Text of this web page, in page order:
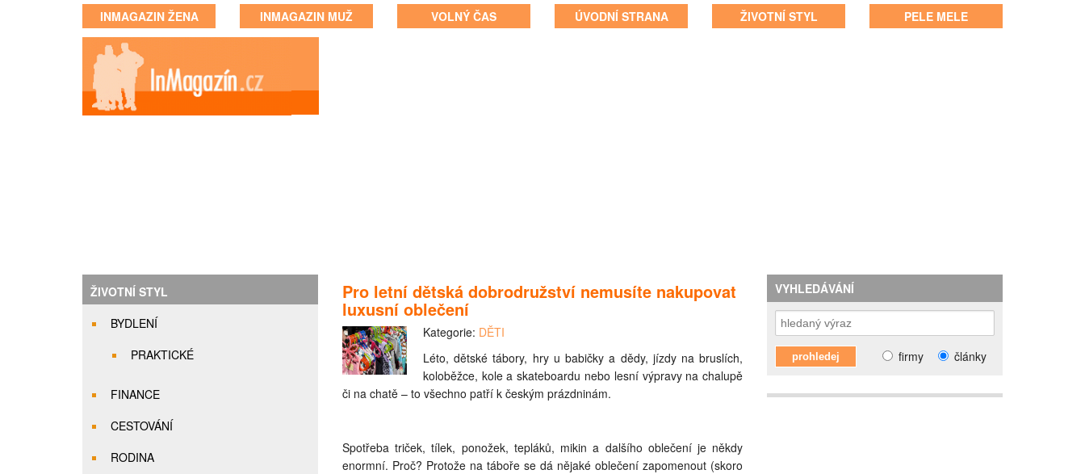
INMAGAZIN ŽENA INMAGAZIN MUŽ VOLNÝ ČAS ÚVODNÍ STRANA ŽIVOTNÍ STYL PELE MELE
ŽIVOTNÍ STYL
BYDLENÍ
PRAKTICKÉ
FINANCE
CESTOVÁNÍ
RODINA
Pro letní dětská dobrodružství nemusíte nakupovat
luxusní oblečení
Kategorie: DĚTI
Léto, dětské tábory, hry u babičky a dědy, jízdy na bruslích,
koloběžce, kole a skateboardu nebo lesní výpravy na chalupě
či na chatě – to všechno patří k českým prázdninám.
Spotřeba triček, tílek, ponožek, tepláků, mikin a dalšího oblečení je někdy
enormní. Proč? Protože na táboře se dá nějaké oblečení zapomenout (skoro
VYHLEDÁVÁNÍ
články
firmy